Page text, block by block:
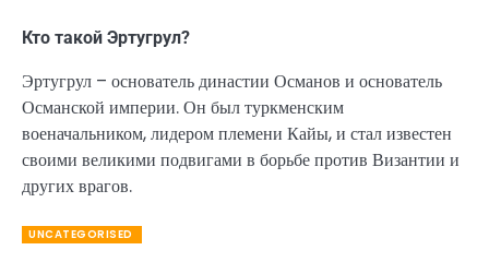
Кто такой Эртугрул?
Эртугрул – основатель династии Османов и основатель
Османской империи. Он был туркменским
военачальником, лидером племени Кайы, и стал известен
своими великими подвигами в борьбе против Византии и
других врагов.
UNCATEGORISED